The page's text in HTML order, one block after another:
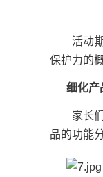
活动期
保护力的
细化产
家长们
品的功能